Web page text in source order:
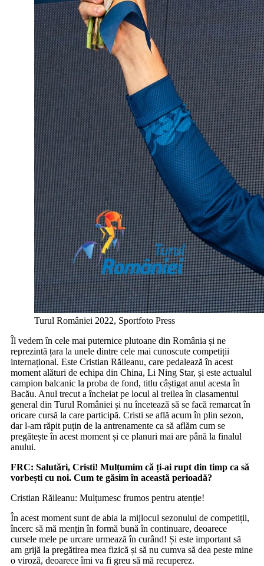
Turul României 2022, Sportfoto Press
Îl vedem în cele mai puternice plutoane din România și ne
reprezintă țara la unele dintre cele mai cunoscute competiții
internațional. Este Cristian Răileanu, care pedalează în acest
moment alături de echipa din China, Li Ning Star, și este actualul
campion balcanic la proba de fond, titlu câștigat anul acesta în
Bacău. Anul trecut a încheiat pe locul al treilea în clasamentul
general din Turul României și nu încetează să se facă remarcat în
oricare cursă la care participă. Cristi se află acum în plin sezon,
dar l-am răpit puțin de la antrenamente ca să aflăm cum se
pregătește în acest moment și ce planuri mai are până la finalul
anului.
FRC: Salutări, Cristi! Mulțumim că ți-ai rupt din timp ca să
vorbești cu noi. Cum te găsim în această perioadă?
Cristian Răileanu: Mulțumesc frumos pentru atenție!
În acest moment sunt de abia la mijlocul sezonului de competiții,
încerc să mă mențin în formă bună în continuare, deoarece
cursele mele pe urcare urmează în curând! Și este important să
am grijă la pregătirea mea fizică și să nu cumva să dea peste mine
o viroză, deoarece îmi va fi greu să mă recuperez.